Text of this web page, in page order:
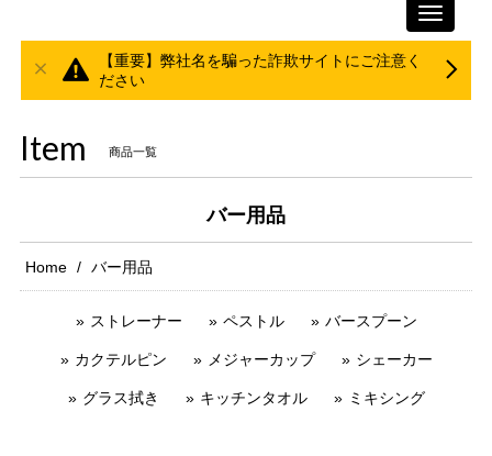
Toggle
【重要】弊社名を騙った詐欺サイトにご注意く
ださい
Item 商品一覧
バー用品
Home バー用品
ストレーナー ペストル バースプーン
カクテルピン メジャーカップ シェーカー
グラス拭き キッチンタオル ミキシング